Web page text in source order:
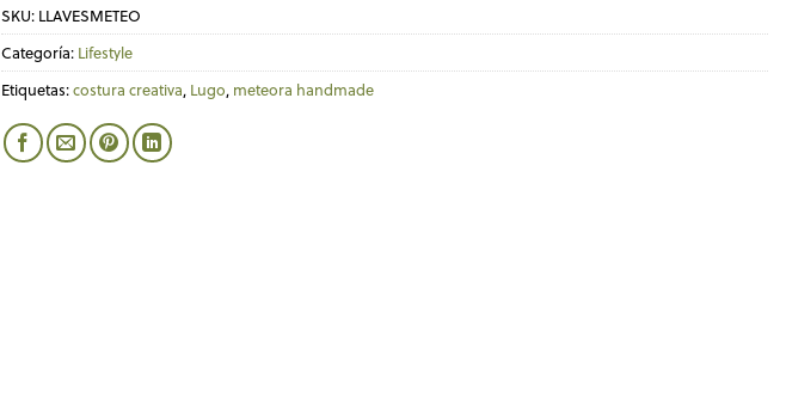
SKU: LLAVESMETEO
Categoría: Lifestyle
Etiquetas:costura creativa, Lugo, meteora handmade